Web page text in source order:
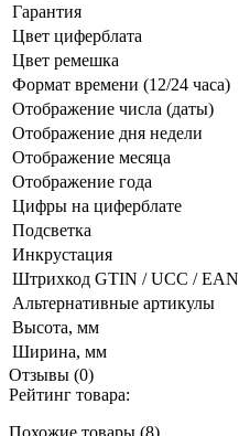
Гарантия
Цвет циферблата
Цвет ремешка
Формат времени (12/24 часа)
Отображение числа (даты)
Отображение дня недели
Отображение месяца
Отображение года
Цифры на циферблате
Подсветка
Инкрустация
Штрихкод GTIN / UCC / EAN
Альтернативные артикулы
Высота, мм
Ширина, мм
Отзывы (0)
Рейтинг товара:
Похожие товары (8)